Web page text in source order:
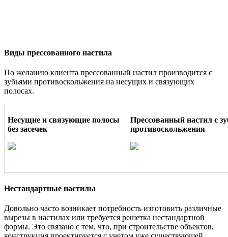
Виды прессованного настила
По желанию клиента прессованный настил производится с
зубьями противоскольжения на несущих и связующих
полосах.
Несущие и связующие полосы
без засечек
Прессованный настил с
противоскольжения
Нестандартные настилы
Довольно часто возникает потребность изготовить различные
вырезы в настилах или требуется решетка нестандартной
формы. Это связано с тем, что, при строительстве объектов,